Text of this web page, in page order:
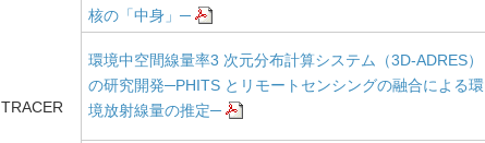
TRACER
核の「中身」─
環境中空間線量率3 次元分布計算システム（3D-ADRES）
の研究開発─PHITS とリモートセンシングの融合による環
境放射線量の推定─